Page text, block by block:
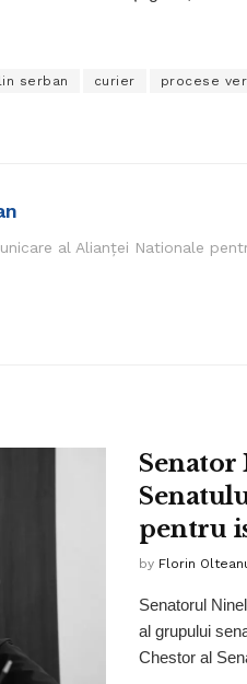
serban curier procese
al Alianței Nationale
Senator
pentru
by Florin
Senatorul
al grupului
Chestor al